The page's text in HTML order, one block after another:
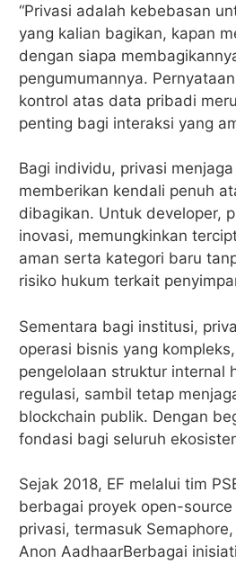
“Privasi adalah kebebasan
yang kalian bagikan, kapan
dengan siapa
pengumumannya.
kontrol atas data pribadi
penting bagi interaksi yang
Bagi individu, privasi
memberikan kendali penuh
dibagikan. Untuk developer,
inovasi, memungkinkan
aman serta kategori baru
risiko hukum terkait
Sementara bagi institusi,
operasi bisnis yang
pengelolaan struktur internal
regulasi, sambil tetap
blockchain publik. Dengan
fondasi bagi seluruh
Sejak 2018, EF melalui tim
berbagai proyek open-
privasi, termasuk
Anon AadhaarBerbagai